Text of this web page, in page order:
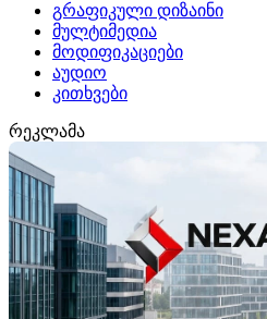
გრაფიკული დიზაინი
მულტიმედია
მოდიფიკაციები
აუდიო
კითხვები
რეკლამა